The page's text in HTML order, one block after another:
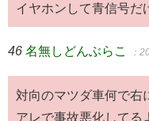
イヤホンして青信号だ
46 名無しどんぶらこ ：
対向のマツダ車何で右
アレで事故悪化してる